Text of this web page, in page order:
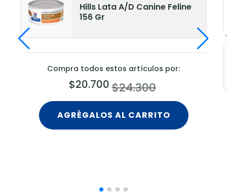
Hills Lata A/D Canine Feline
156 Gr
Compra todos estos artículos por:
$20.700$24.300
AGRÉGALOS AL CARRITO